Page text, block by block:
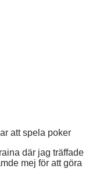
att spela poker
där jag träffade
mej för att göra